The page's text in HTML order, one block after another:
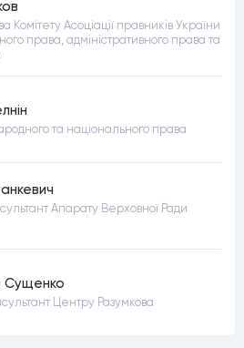
Комітету Асоціації правників України
права, адміністративного права та
та національного права
Апарату Верховної Ради
Сущенко
Центру Разумкова